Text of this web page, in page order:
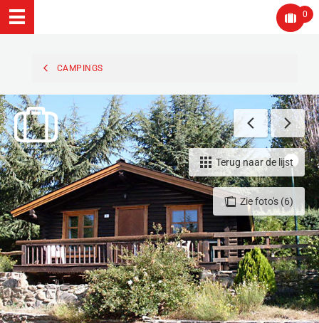
0
CAMPINGS
Zie foto's (6)
Terug naar de lijst